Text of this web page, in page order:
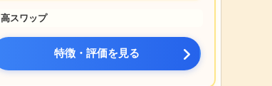
高スワップ
特徴・評価を見る